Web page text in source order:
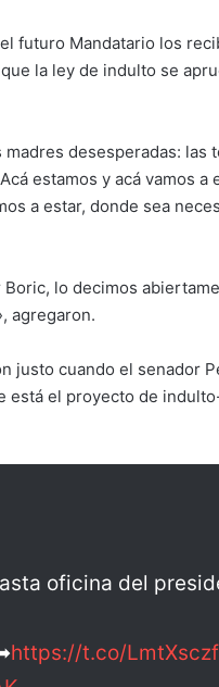
futuro Mandatario los
la ley de indulto se
desesperadas:
estamos y acá vamos
a estar, donde sea
lo decimos
agregaron.
justo cuando el senador
está el proyecto de
oficina del
https://t.co/